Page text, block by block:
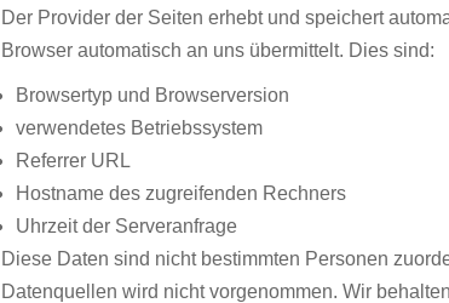
Der Provider der Seiten erhebt und speichert
Browser automatisch an uns übermittelt. Dies sind:
Browsertyp und Browserversion
verwendetes Betriebssystem
Referrer URL
Hostname des zugreifenden Rechners
Uhrzeit der Serveranfrage
Diese Daten sind nicht bestimmten Personen
Datenquellen wird nicht vorgenommen. Wir